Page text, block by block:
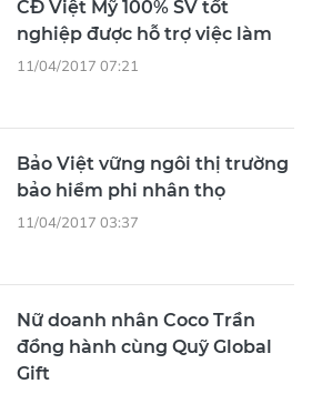
CĐ Việt Mỹ 100% SV tốt
nghiệp được hỗ trợ việc làm
11/04/2017 07:21
Bảo Việt vững ngôi thị trường
bảo hiểm phi nhân thọ
11/04/2017 03:37
Nữ doanh nhân Coco Trần
đồng hành cùng Quỹ Global
Gift